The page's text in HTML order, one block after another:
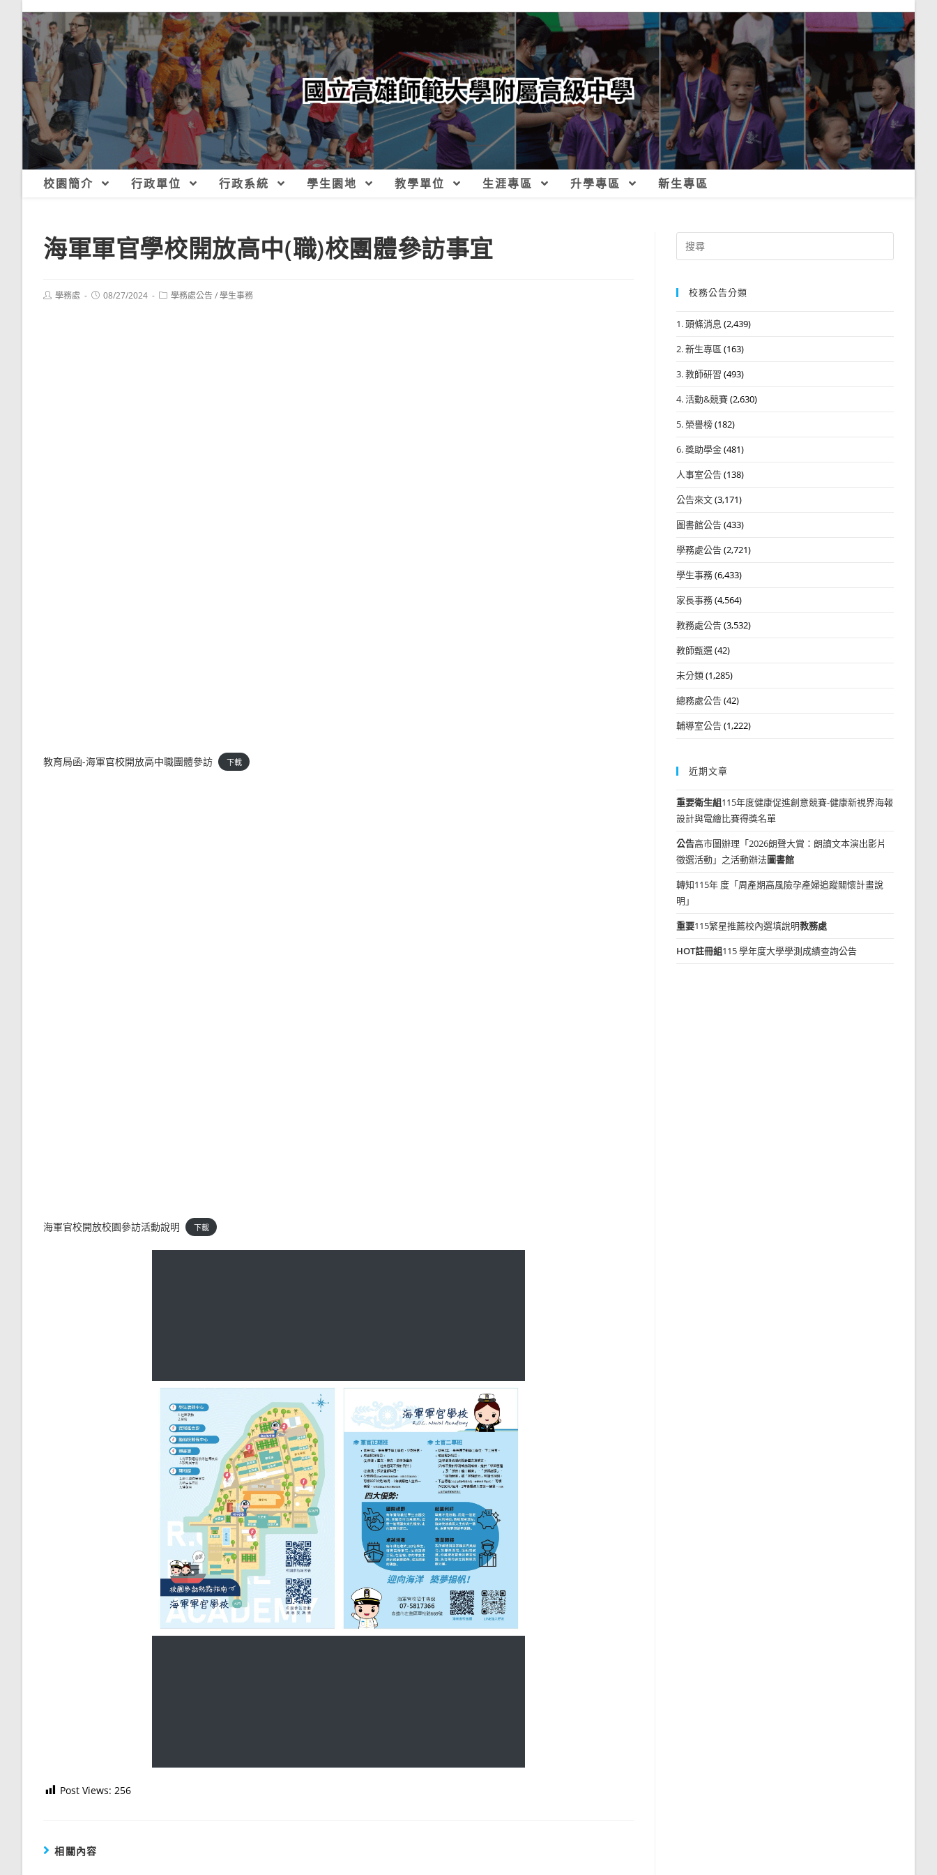
校園簡介 行政單位 行政系統 學生園地 教學單位 生涯專區 升學專區 新生專區
海軍軍官學校開放高中(職)校團體參訪事宜
Post學務處
Post08/27/2024
Post學務處公告/學生事務
教育局函-海軍官校開放高中職團體參訪 下載
海軍官校開放校園參訪活動說明 下載
Post Views: 256
相關內容
Search
for:
校務公告分類
1. 頭條消息 (2,439)
2. 新生專區 (163)
3. 教師研習 (493)
4. 活動&競賽(2,630)
5. 榮譽榜(182)
6. 獎助學金(481)
人事室公告(138)
公告來文(3,171)
圖書館公告(433)
學務處公告(2,721)
學生事務(6,433)
家長事務(4,564)
教務處公告(3,532)
教師甄選(42)
未分類(1,285)
總務處公告(42)
輔導室公告(1,222)
近期文章
重要衛生組115年度健康促進創意競賽-健康新視界海報
設計與電繪比賽得獎名單
公告高市圖辦理「2026朗聲大賞：朗讀文本演出影片
徵選活動」之活動辦法圖書館
轉知115年 度「周產期高風險孕產婦追蹤關懷計畫說
明」
重要115繁星推薦校內選填說明教務處
HOT註冊組115 學年度大學學測成績查詢公告